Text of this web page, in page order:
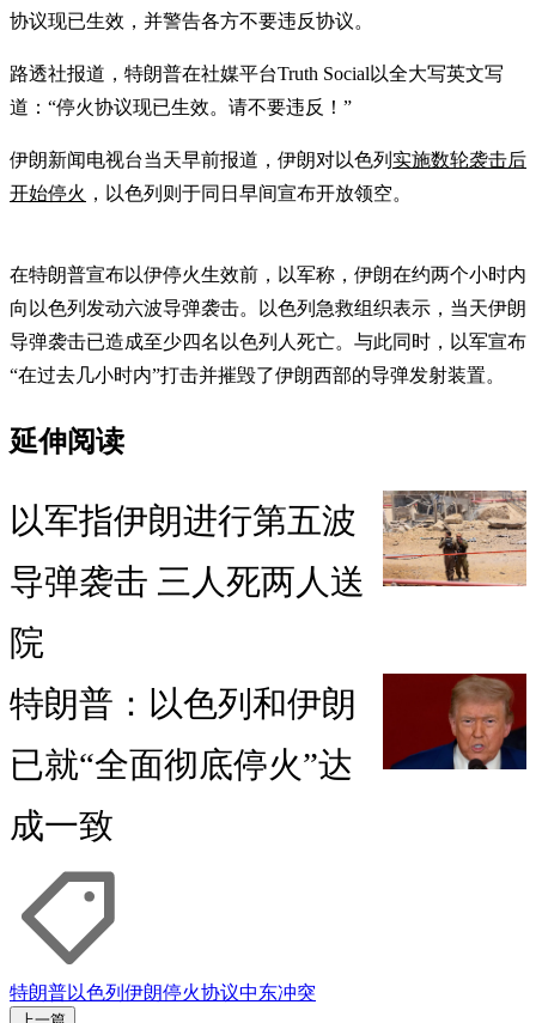
协议现已生效，并警告各方不要违反协议。
路透社报道，特朗普在社媒平台Truth Social以全大写英文写
道：“停火协议现已生效。请不要违反！”
伊朗新闻电视台当天早前报道，伊朗对以色列 实施数轮袭击后
开始停火 ，以色列则于同日早间宣布开放领空。
在特朗普宣布以伊停火生效前，以军称，伊朗在约两个小时内
向以色列发动六波导弹袭击。以色列急救组织表示，当天伊朗
导弹袭击已造成至少四名以色列人死亡。与此同时，以军宣布
“在过去几小时内”打击并摧毁了伊朗西部的导弹发射装置。
延伸阅读
以军指伊朗进行第五波
导弹袭击 三人死两人送
院
特朗普：以色列和伊朗
已就“全面彻底停火”达
成一致
特朗普以色列 伊朗停火协议中东冲突